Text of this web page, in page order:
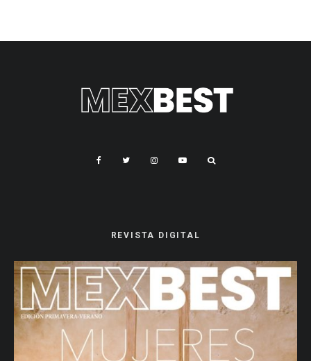
REVISTA DIGITAL